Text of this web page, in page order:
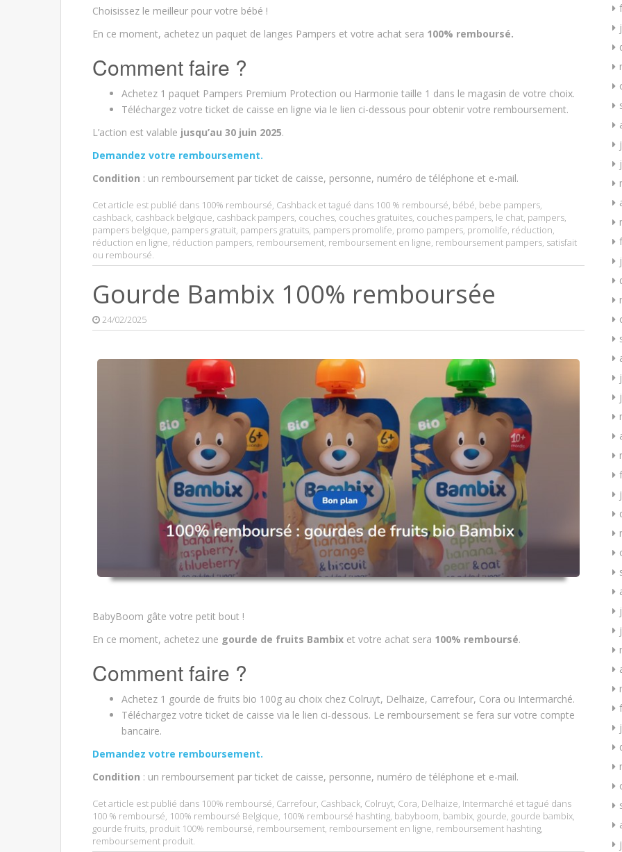
Choisissez le meilleur pour votre bébé !
En ce moment, achetez un paquet de langes Pampers et votre achat sera 100% remboursé.
Comment faire ?
Achetez 1 paquet Pampers Premium Protection ou Harmonie taille 1 dans le magasin de votre choix.
Téléchargez votre ticket de caisse en ligne via le lien ci-dessous pour obtenir votre remboursement.
L’action est valable jusqu’au 30 juin 2025.
Demandez votre remboursement.
Condition : un remboursement par ticket de caisse, personne, numéro de téléphone et e-mail.
Cet article est publié dans 100% remboursé, Cashback et tagué dans 100 % remboursé, bébé, bebe pampers,
cashback, cashback belgique, cashback pampers, couches, couches gratuites, couches pampers, le chat, pampers,
pampers belgique, pampers gratuit, pampers gratuits, pampers promolife, promo pampers, promolife, réduction,
réduction en ligne, réduction pampers, remboursement, remboursement en ligne, remboursement pampers, satisfait
ou remboursé.
Gourde Bambix 100% remboursée
24/02/2025
BabyBoom gâte votre petit bout !
En ce moment, achetez une gourde de fruits Bambix et votre achat sera 100% remboursé.
Comment faire ?
Achetez 1 gourde de fruits bio 100g au choix chez Colruyt, Delhaize, Carrefour, Cora ou Intermarché.
Téléchargez votre ticket de caisse via le lien ci-dessous. Le remboursement se fera sur votre compte
bancaire.
Demandez votre remboursement.
Condition : un remboursement par ticket de caisse, personne, numéro de téléphone et e-mail.
Cet article est publié dans 100% remboursé Carrefour Cashback Colruyt Cora Delhaize Intermarché et tagué dans
100 % remboursé 100% remboursé Belgique 100% remboursé hashting babyboom bambix gourde gourde bambix
gourde fruits produit 100% remboursé remboursement remboursement en ligne remboursement hashting
remboursement produit